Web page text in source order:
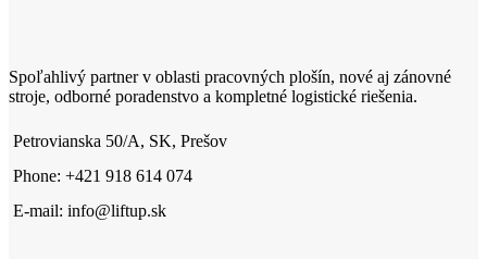
Spoľahlivý partner v oblasti pracovných plošín, nové aj zánovné
stroje, odborné poradenstvo a kompletné logistické riešenia.
Petrovianska 50/A, SK, Prešov
Phone: +421 918 614 074
E-mail: info@liftup.sk